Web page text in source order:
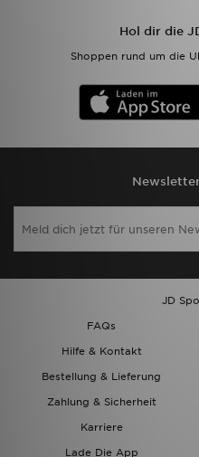
Hol dir die
Shoppen rund um die
JD
FAQs
Hilfe & Kontakt
Bestellung & Lieferung
Zahlung & Sicherheit
Karriere
Lade Die App